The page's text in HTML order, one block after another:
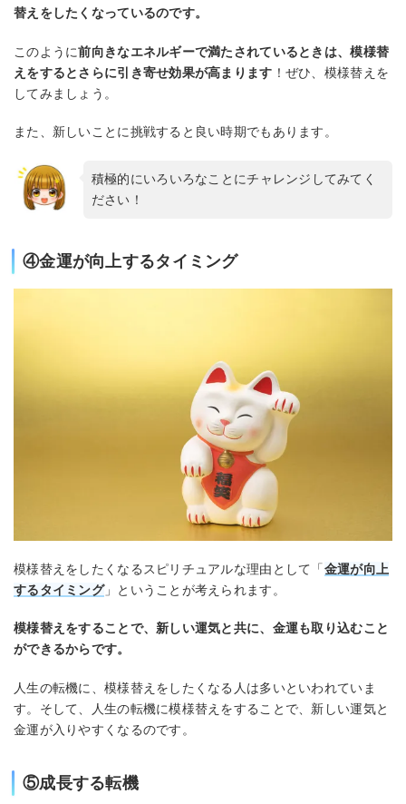
替えをしたくなっているのです。
このように前向きなエネルギーで満たされているときは、模様替
えをするとさらに引き寄せ効果が高まります ！ぜひ、模様替えを
してみましょう。
また、新しいことに挑戦すると良い時期でもあります。
積極的にいろいろなことにチャレンジしてみてく
ださい！
④金運が向上するタイミング
模様替えをしたくなるスピリチュアルな理由として「金運が向上
するタイミング」ということが考えられます。
模様替えをすることで、新しい運気と共に、金運も取り込むこと
ができるからです。
人生の転機に、模様替えをしたくなる人は多いといわれていま
す。そして、人生の転機に模様替えをすることで、新しい運気と
金運が入りやすくなるのです。
⑤成長する転機